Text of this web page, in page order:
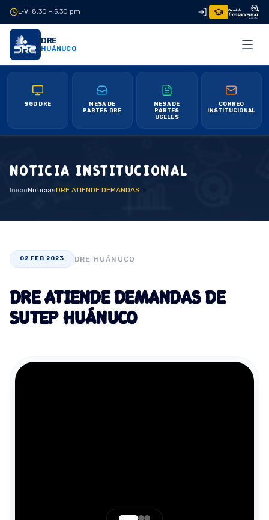
L-V: 8:30 – 5:30 pm
DRE
HUÁNUCO
SGD DRE
MESA DE
PARTES DRE
MESA DE
PARTES
UGELES
CORREO
INSTITUCIONAL
NOTICIA INSTITUCIONAL
InicioNoticias DRE ATIENDE DEMANDAS DE SUTEP HUÁNUCO
02 FEB 2023 DRE HUÁNUCO
DRE ATIENDE DEMANDAS DE
SUTEP HUÁNUCO